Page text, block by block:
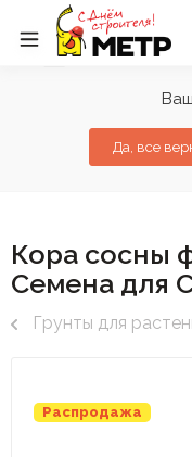
Да, все
Кора сосны
Семена для
Грунты для
Распродажа